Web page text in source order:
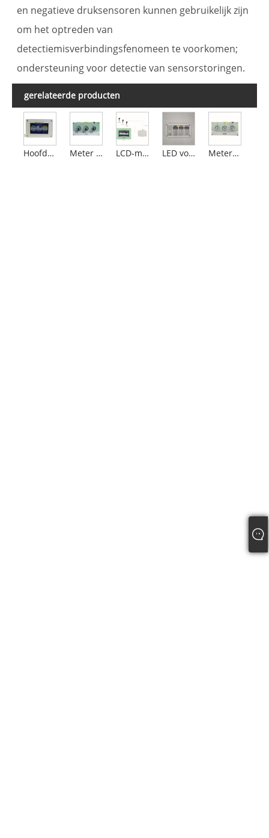
en negatieve druksensoren kunnen gebruikelijk zijn
om het optreden van
detectiemisverbindingsfenomeen te voorkomen;
ondersteuning voor detectie van sensorstoringen.
gerelateerde producten
Hoofdalarmpaneel voor medisch gas Meter (elektrisch contactmeter) weergavealarm LCD-medisch gasalarm LED voor medisch gasalarm Meterweergave-alarm